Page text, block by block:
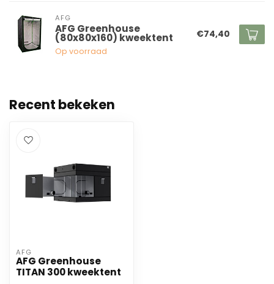
AFG
AFG Greenhouse
(80x80x160) kweektent
Op voorraad
€74,40
Recent bekeken
AFG
AFG Greenhouse
TITAN 300 kweektent